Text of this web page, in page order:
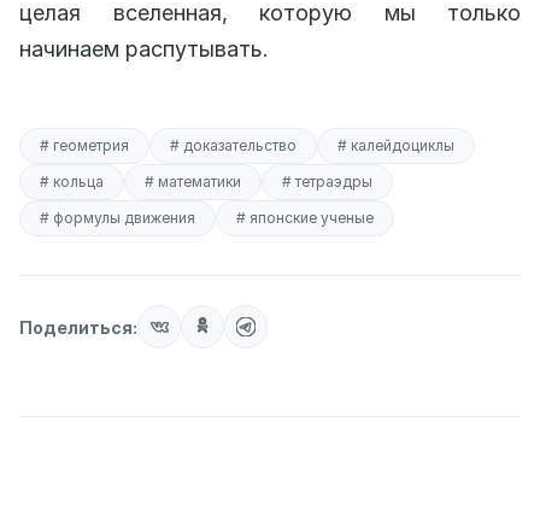
целая вселенная, которую мы только
начинаем распутывать.
# геометрия # доказательство
# калейдоциклы
# кольца
# математики
# тетраэдры
# формулы движения
# японские ученые
Поделиться: